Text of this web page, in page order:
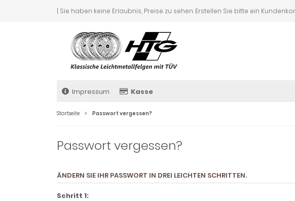
| Sie haben keine Erlaubnis, Preise zu sehen. Erstellen Sie bitte ein
Impressum Kasse
Startseite Passwort vergessen?
Passwort vergessen?
ÄNDERN SIE IHR PASSWORT IN DREI LEICHTEN SCHRITTEN.
Schritt 1: